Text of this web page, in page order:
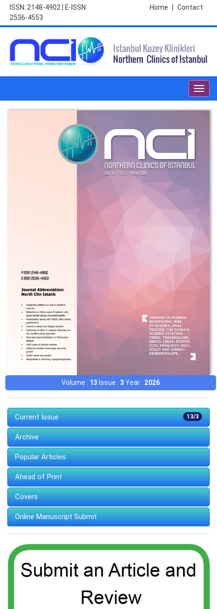
ISSN: 2148-4902 | E-ISSN:
2536-4553
Contact
Home
Volume : 13 Issue : 3 Year : 2026
13/3
Current Issue
Archive
Popular Articles
Ahead of Print
Covers
Online Manuscript Submit